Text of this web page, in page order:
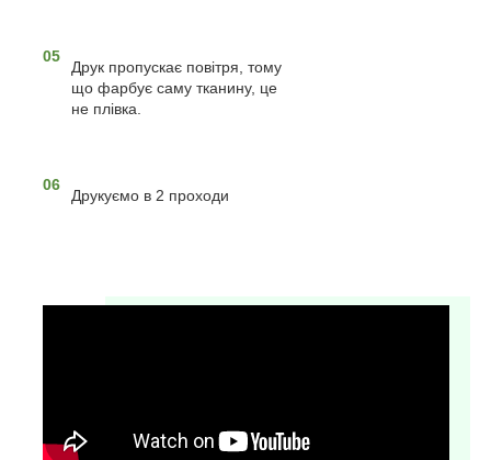
05
Друк пропускає повітря, тому
що фарбує саму тканину, це
не плівка.
06
Друкуємо в 2 проходи